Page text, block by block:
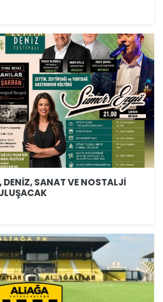
SANAT VE NOSTALJİ